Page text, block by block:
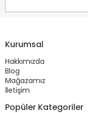
Kurumsal
Hakkımızda
Blog
Mağazamız
İletişim
Popüler Kategoriler